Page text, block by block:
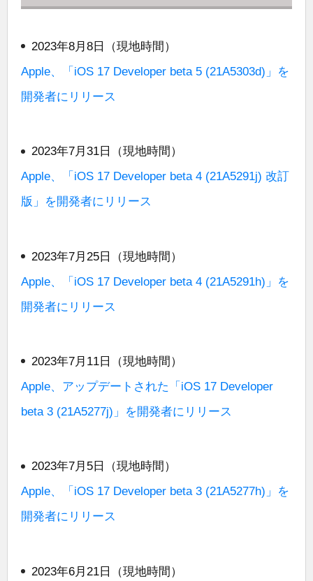
2023年8月8日（現地時間）
Apple、「iOS 17 Developer beta 5 (21A5303d)」を
開発者にリリース
2023年7月31日（現地時間）
Apple、「iOS 17 Developer beta 4 (21A5291j) 改訂
版」を開発者にリリース
2023年7月25日（現地時間）
Apple、「iOS 17 Developer beta 4 (21A5291h)」を
開発者にリリース
2023年7月11日（現地時間）
Apple、アップデートされた「iOS 17 Developer
beta 3 (21A5277j)」を開発者にリリース
2023年7月5日（現地時間）
Apple、「iOS 17 Developer beta 3 (21A5277h)」を
開発者にリリース
2023年6月21日（現地時間）